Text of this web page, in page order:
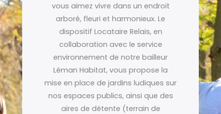
vous aimez vivre dans un endroit
arboré, fleuri et harmonieux. Le
dispositif Locataire Relais, en
collaboration avec le service
environnement de notre bailleur
Léman Habitat, vous propose la
mise en place de jardins ludiques sur
nos espaces publics, ainsi que des
aires de détente (terrain de